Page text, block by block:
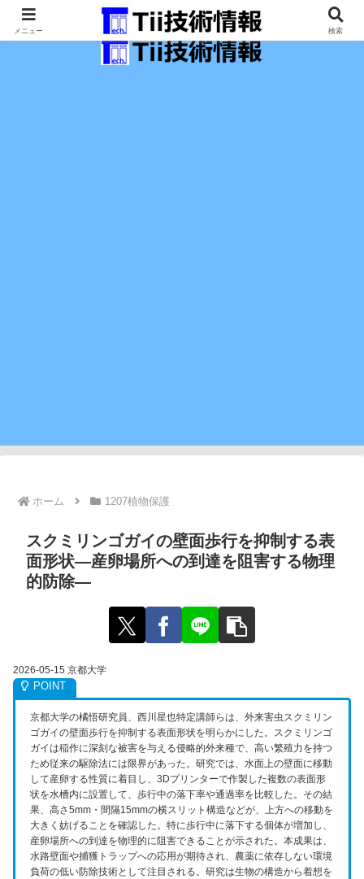
最新の科学技術の情報インフラ。
ホーム 1207植物保護
スクミリンゴガイの壁面歩行を抑制する表
面形状―産卵場所への到達を阻害する物理
的防除―
2026-05-15 京都大学
京都大学の橘悟研究員、西川星也特定講師らは、外来害虫スクミリン
ゴガイの壁面歩行を抑制する表面形状を明らかにした。スクミリンゴ
ガイは稲作に深刻な被害を与える侵略的外来種で、高い繁殖力を持つ
ため従来の駆除法には限界があった。研究では、水面上の壁面に移動
して産卵する性質に着目し、3Dプリンターで作製した複数の表面形
状を水槽内に設置して、歩行中の落下率や通過率を比較した。その結
果、高さ5mm・間隔15mmの横スリット構造などが、上方への移動を
大きく妨げることを確認した。特に歩行中に落下する個体が増加し、
産卵場所への到達を物理的に阻害できることが示された。本成果は、
水路壁面や捕獲トラップへの応用が期待され、農薬に依存しない環境
負荷の低い防除技術として注目される。研究は生物の構造から着想を
メニュー 検索